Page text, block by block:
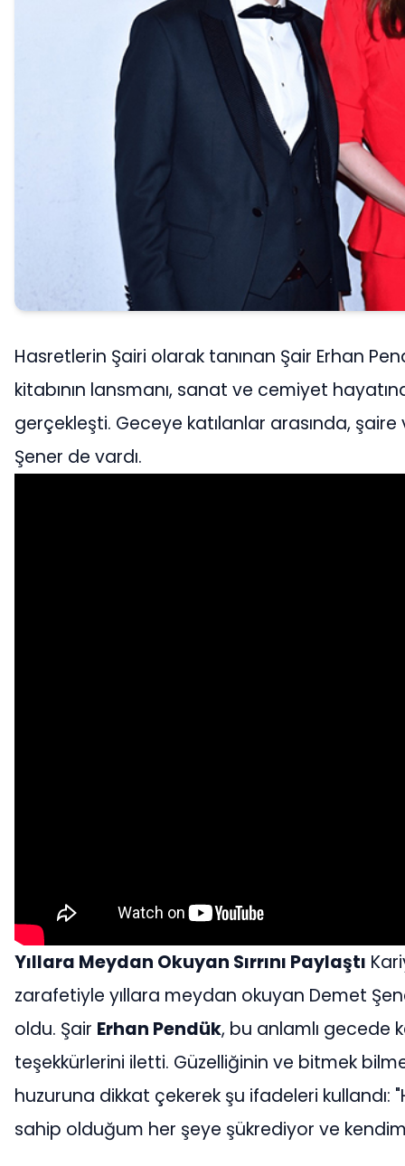
Hasretlerin Şairi olarak tanınan Şair Erhan
kitabının lansmanı, sanat ve cemiyet
gerçekleşti. Geceye katılanlar arasında,
Şener de vardı.
Yıllara Meydan Okuyan Sırrını Paylaştı
zarafetiyle yıllara meydan okuyan Demet
oldu. Şair Erhan Pendük, bu anlamlı gecede
teşekkürlerini iletti. Güzelliğinin ve bitmek
huzuruna dikkat çekerek şu ifadeleri kullandı:
sahip olduğum her şeye şükrediyor ve